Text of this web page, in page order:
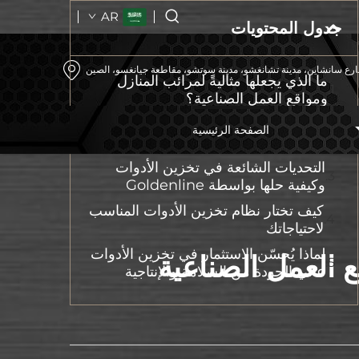
AR
سانشاين، مدينة تشانغشو، مدينة سوتشو، مقاطعة جيانغسو، الصين
الصفحة الرئيسية
العمل الصناعية
جدول المحتويات
ما الذي يجعلها مثاليةً لمرائب المنازل
ومواقع العمل الصناعية؟
أين يمكن الحصول على أنظمة ذات قيمة
جيدة وبتكلفة منخفضة؟
التحديات الشائعة في تخزين الأدوات
وكيفية حلها بواسطة Goldenline
كيف تختار نظام تخزين الأدوات المناسب
لاحتياجاتك
لماذا يُحسّن الاستثمار في تخزين الأدوات
عالي الجودة من السلامة والإنتاجية